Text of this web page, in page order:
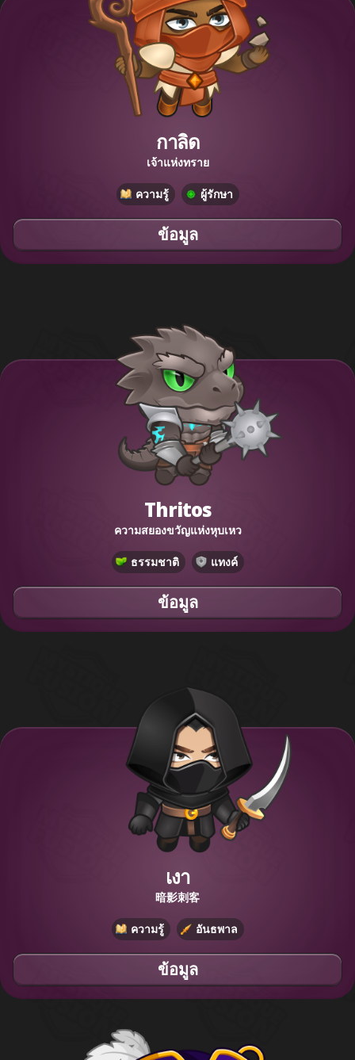
กาลิด
เจ้าแห่งทราย
ความรู้ ผู้รักษา
ข้อมูล
Thritos
ความสยองขวัญแห่งหุบเหว
ธรรมชาติ แทงค์
ข้อมูล
เงา
暗影刺客
ความรู้ อันธพาล
ข้อมูล